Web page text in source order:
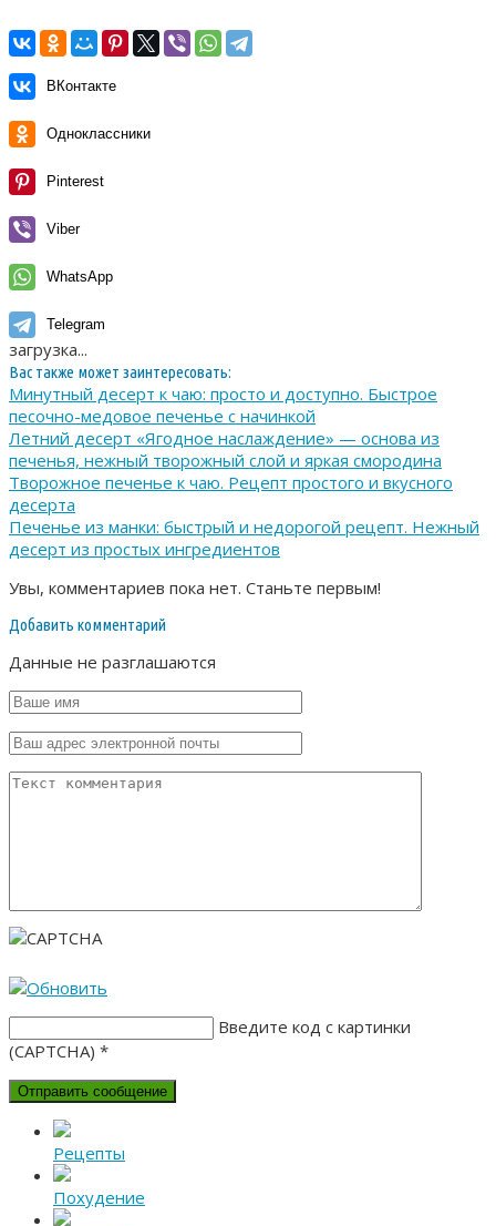
ВКонтакте
Одноклассники
Pinterest
Viber
WhatsApp
Telegram
загрузка...
Вас также может заинтересовать:
Минутный десерт к чаю: просто и доступно. Быстрое
песочно-медовое печенье с начинкой
Летний десерт «Ягодное наслаждение» — основа из
печенья, нежный творожный слой и яркая смородина
Творожное печенье к чаю. Рецепт простого и вкусного
десерта
Печенье из манки: быстрый и недорогой рецепт. Нежный
десерт из простых ингредиентов
Увы, комментариев пока нет. Станьте первым!
Добавить комментарий
Данные не разглашаются
Введите код с картинки
(CAPTCHA) *
Рецепты
Похудение